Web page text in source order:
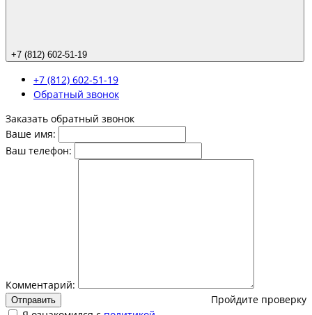
+7 (812) 602-51-19
+7 (812) 602-51-19
Обратный звонок
Заказать обратный звонок
Ваше имя:
Ваш телефон:
Комментарий:
Пройдите проверку
Отправить